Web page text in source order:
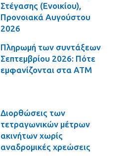
Στέγασης (Ενοικίου),
Προνοιακά Αυγούστου
2026
Πληρωμή των συντάξεων
Σεπτεμβρίου 2026: Πότε
εμφανίζονται στα ΑΤΜ
Διορθώσεις των
τετραγωνικών μέτρων
ακινήτων χωρίς
αναδρομικές χρεώσεις